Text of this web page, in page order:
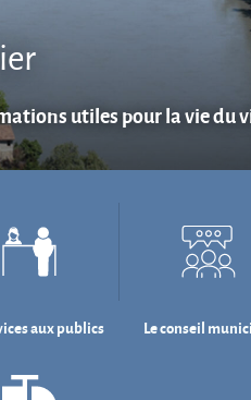
utiles pour la vie du
aux publics Le conseil